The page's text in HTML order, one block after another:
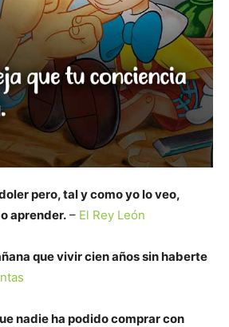
pero, tal y como yo lo veo,
aprender. – El Rey León
que vivir cien años sin haberte
nadie ha podido comprar con